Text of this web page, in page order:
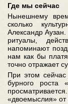
Где мы сейчас
Нынешнему
сколько
Александр
ритуалы,
напоминают
нам как бы
точно отражает
При этом
бурного роста
«двоемыслия» от